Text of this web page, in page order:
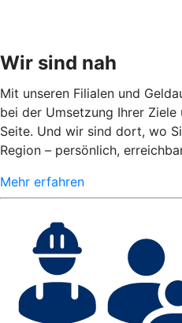
Wir sind nah
Mit unseren Filialen und
bei der Umsetzung Ihrer
Seite. Und wir sind dort, wo
Region – persönlich,
Mehr erfahren